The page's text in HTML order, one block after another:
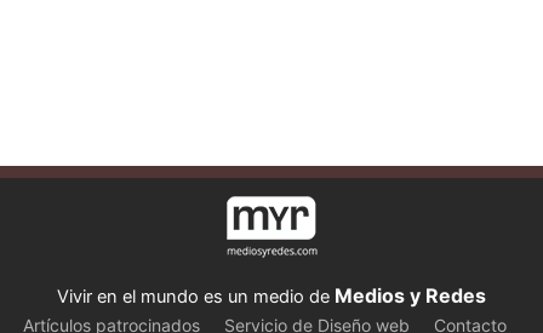
Vivir en el mundo es un medio de Medios y Redes
Artículos patrocinados Servicio de Diseño web
Contacto